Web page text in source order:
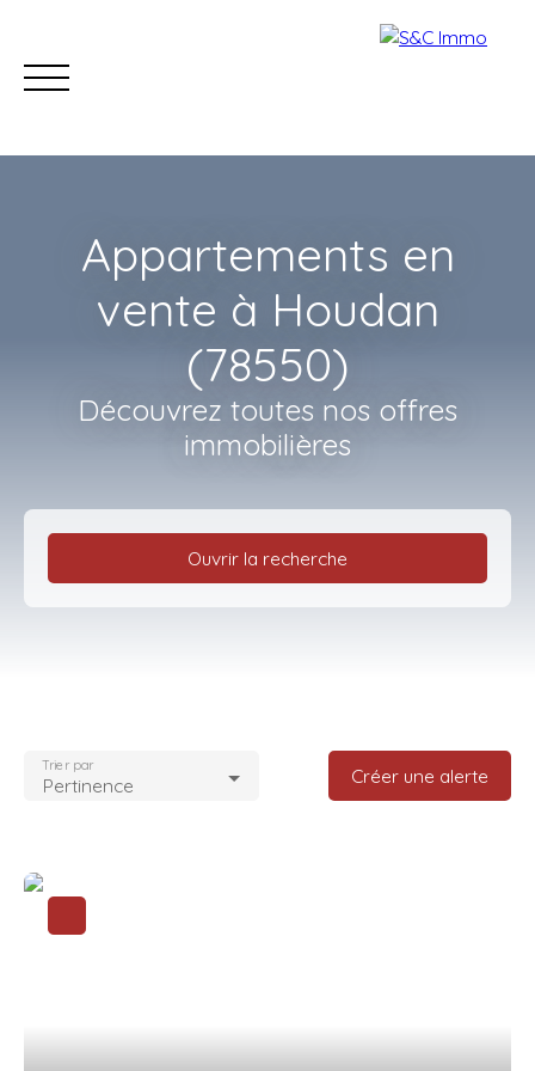
Acheter Estimer
Estimation
Appartements en
vente à Houdan
(78550)
Découvrez toutes nos offres
immobilières
Ouvrir la recherche
Houdan (78550)
Localisation
Surface min (m²)
Pertinence
Trier par Créer une alerte